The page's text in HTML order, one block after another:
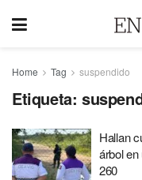
Home Tag suspendido
Etiqueta:
Hallan
árbol
260